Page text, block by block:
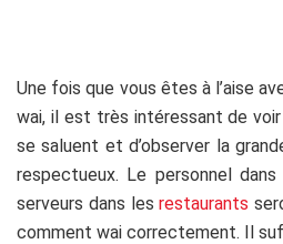
Une fois que vous êtes à l’aise
wai, il est très intéressant de
se saluent et d’observer la
respectueux. Le personnel
serveurs dans lesrestaurants
comment wai correctement. Il